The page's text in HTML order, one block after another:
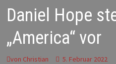
Daniel Hope
„America“ vor
von Christian 5. Februar 2022